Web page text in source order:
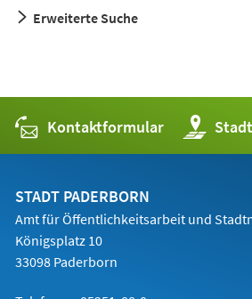
Erweiterte Suche
Kontaktformular (Öffnet
in
einem
STADT PADERBORN
Amt für Öffentlichkeitsarbeit und
Königsplatz 10
33098 Paderborn